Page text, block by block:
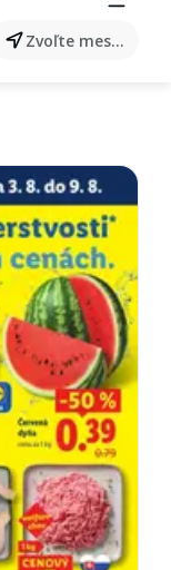
Zvoľte mesto